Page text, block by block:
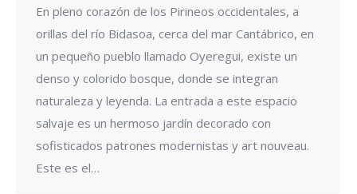
En pleno corazón de los Pirineos occidentales, a
orillas del río Bidasoa, cerca del mar Cantábrico, en
un pequeño pueblo llamado Oyeregui, existe un
denso y colorido bosque, donde se integran
naturaleza y leyenda. La entrada a este espacio
salvaje es un hermoso jardín decorado con
sofisticados patrones modernistas y art nouveau.
Este es el…